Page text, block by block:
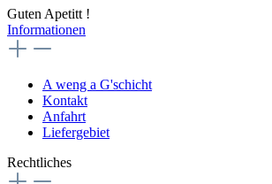
Guten Apetitt !
Informationen
A weng a G'schicht
Kontakt
Anfahrt
Liefergebiet
Rechtliches